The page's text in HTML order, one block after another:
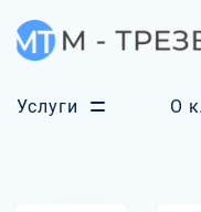
Услуги О